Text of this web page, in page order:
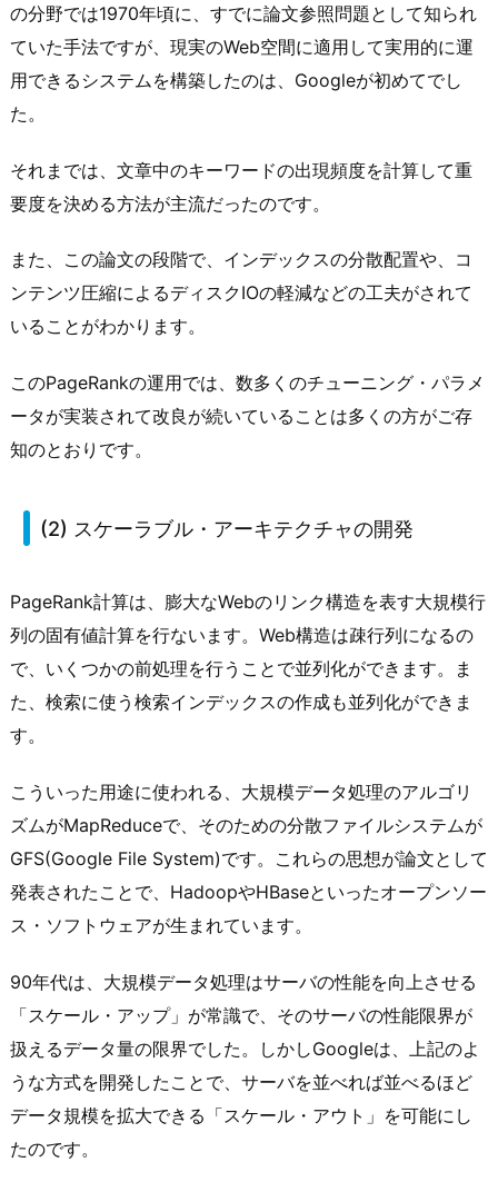
の分野では1970年頃に、すでに論文参照問題として知られ
ていた手法ですが、現実のWeb空間に適用して実用的に運
用できるシステムを構築したのは、Googleが初めてでし
た。
それまでは、文章中のキーワードの出現頻度を計算して重
要度を決める方法が主流だったのです。
また、この論文の段階で、インデックスの分散配置や、コ
ンテンツ圧縮によるディスクIOの軽減などの工夫がされて
いることがわかります。
このPageRankの運用では、数多くのチューニング・パラメ
ータが実装されて改良が続いていることは多くの方がご存
知のとおりです。
(2) スケーラブル・アーキテクチャの開発
PageRank計算は、膨大なWebのリンク構造を表す大規模行
列の固有値計算を行ないます。Web構造は疎行列になるの
で、いくつかの前処理を行うことで並列化ができます。ま
た、検索に使う検索インデックスの作成も並列化ができま
す。
こういった用途に使われる、大規模データ処理のアルゴリ
ズムがMapReduceで、そのための分散ファイルシステムが
GFS(Google File System)です。これらの思想が論文として
発表されたことで、HadoopやHBaseといったオープンソー
ス・ソフトウェアが生まれています。
90年代は、大規模データ処理はサーバの性能を向上させる
「スケール・アップ」が常識で、そのサーバの性能限界が
扱えるデータ量の限界でした。しかしGoogleは、上記のよ
うな方式を開発したことで、サーバを並べれば並べるほど
データ規模を拡大できる「スケール・アウト」を可能にし
たのです。